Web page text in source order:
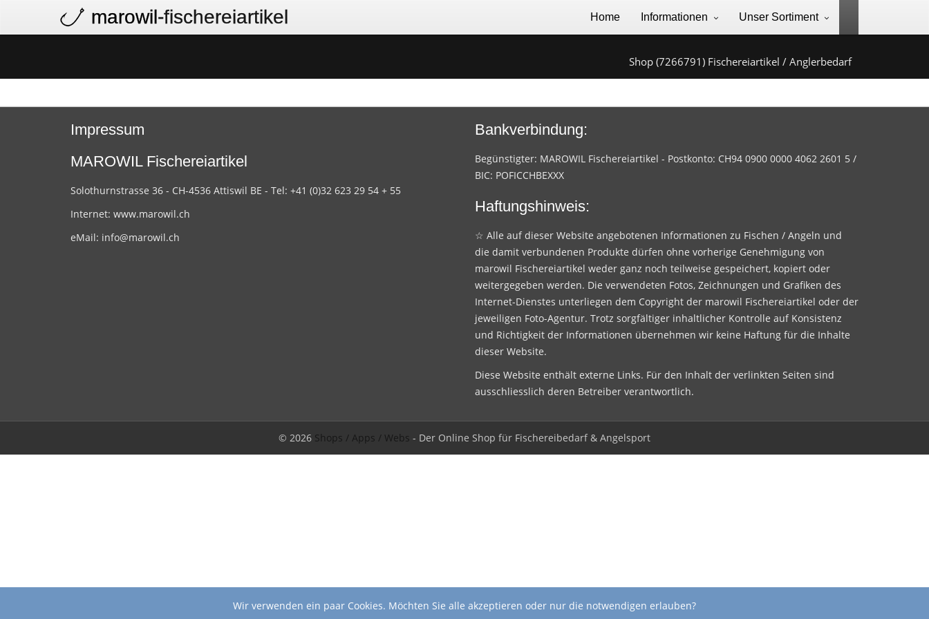
marowil-fischereiartikel Home Informationen Unser Sortiment
Shop (7266791) Fischereiartikel / Anglerbedarf
Impressum
MAROWIL Fischereiartikel
Solothurnstrasse 36 - CH-4536 Attiswil BE - Tel: +41 (0)32 623 29 54 + 55
Internet: www.marowil.ch
eMail: info@marowil.ch
Bankverbindung:
Begünstigter: MAROWIL Fischereiartikel - Postkonto: CH94 0900 0000 4062 2601 5 /
BIC: POFICCHBEXXX
Haftungshinweis:
☆ Alle auf dieser Website angebotenen Informationen zu Fischen / Angeln und
die damit verbundenen Produkte dürfen ohne vorherige Genehmigung von
marowil Fischereiartikel weder ganz noch teilweise gespeichert, kopiert oder
weitergegeben werden. Die verwendeten Fotos, Zeichnungen und Grafiken des
Internet-Dienstes unterliegen dem Copyright der marowil Fischereiartikel oder der
jeweiligen Foto-Agentur. Trotz sorgfältiger inhaltlicher Kontrolle auf Konsistenz
und Richtigkeit der Informationen übernehmen wir keine Haftung für die Inhalte
dieser Website.
Diese Website enthält externe Links. Für den Inhalt der verlinkten Seiten sind
ausschliesslich deren Betreiber verantwortlich.
© 2026 Shops / Apps / Webs - Der Online Shop für Fischereibedarf & Angelsport
Wir verwenden ein paar Cookies. Möchten Sie alle akzeptieren oder nur die notwendigen erlauben?